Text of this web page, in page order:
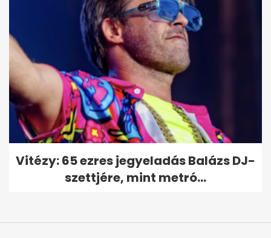
Vitézy: 65 ezres jegyeladás Balázs DJ-
szettjére, mint metró...